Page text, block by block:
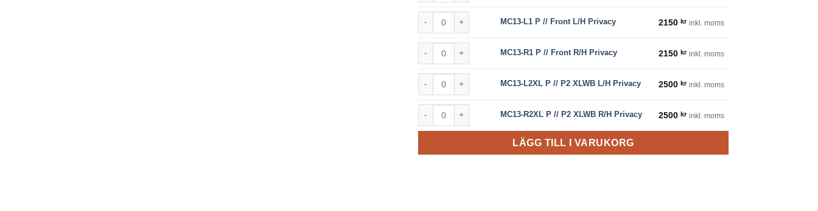
MC13-L1 P // Front L/H Privacy mängd
MC13-L1 P // Front L/H Privacy 2150kr inkl. moms
MC13-R1 P // Front R/H Privacy mängd
MC13-R1 P // Front R/H Privacy 2150kr inkl. moms
MC13-L2XL P // P2 XLWB L/H Privacy mängd
MC13-L2XL P // P2 XLWB L/H Privacy 2500kr inkl. moms
MC13-R2XL P // P2 XLWB R/H Privacy mängd
MC13-R2XL P // P2 XLWB R/H Privacy 2500kr inkl. moms
LÄGG TILL I VARUKORG